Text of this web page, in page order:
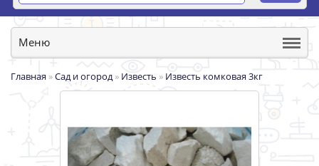
Меню
Главная »Сад и огород » Известь » Известь комковая 3кг